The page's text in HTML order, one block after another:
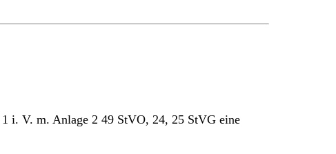
i. V. m. Anlage 2 49 StVO, 24, 25 StVG eine